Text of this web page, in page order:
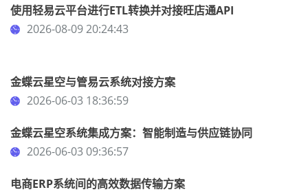
使用轻易云平台进行ETL转换并对接旺店通API
2026-08-09 20:24:43
金蝶云星空与管易云系统对接方案
2026-06-03 18:36:59
金蝶云星空系统集成方案：智能制造与供应链协同
2026-06-03 09:36:57
电商ERP系统间的高效数据传输方案